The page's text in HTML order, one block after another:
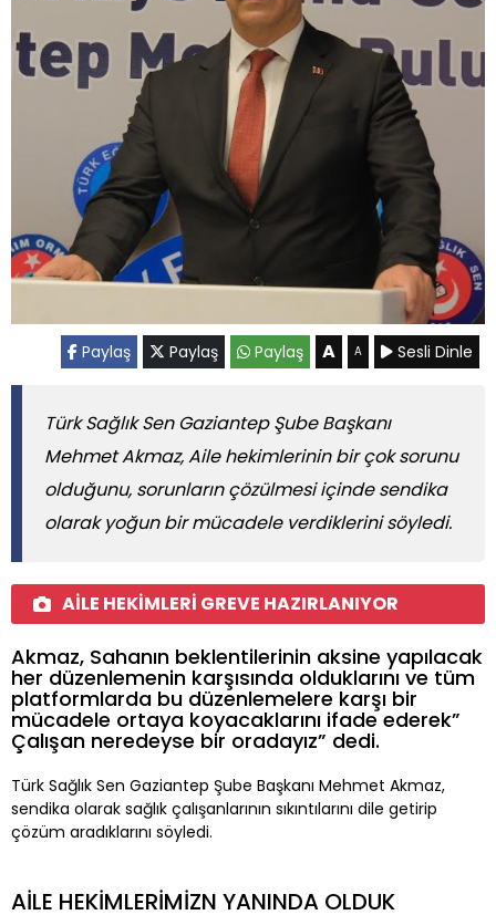
Paylaş Paylaş Paylaş A A Sesli Dinle
Türk Sağlık Sen Gaziantep Şube Başkanı
Mehmet Akmaz, Aile hekimlerinin bir çok sorunu
olduğunu, sorunların çözülmesi içinde sendika
olarak yoğun bir mücadele verdiklerini söyledi.
AİLE HEKİMLERİ GREVE HAZIRLANIYOR
Akmaz, Sahanın beklentilerinin aksine yapılacak
her düzenlemenin karşısında olduklarını ve tüm
platformlarda bu düzenlemelere karşı bir
mücadele ortaya koyacaklarını ifade ederek”
Çalışan neredeyse bir oradayız” dedi.
Türk Sağlık Sen Gaziantep Şube Başkanı Mehmet Akmaz,
sendika olarak sağlık çalışanlarının sıkıntılarını dile getirip
çözüm aradıklarını söyledi.
AİLE HEKİMLERİMİZN YANINDA OLDUK